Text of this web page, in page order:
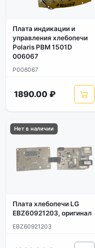
Плата индикации и
управления хлебопечи
Polaris PBM 1501D
006067
P006067
1890.00 ₽
Нет в наличии
Плата хлебопечи LG
EBZ60921203, оригинал
EBZ60921203